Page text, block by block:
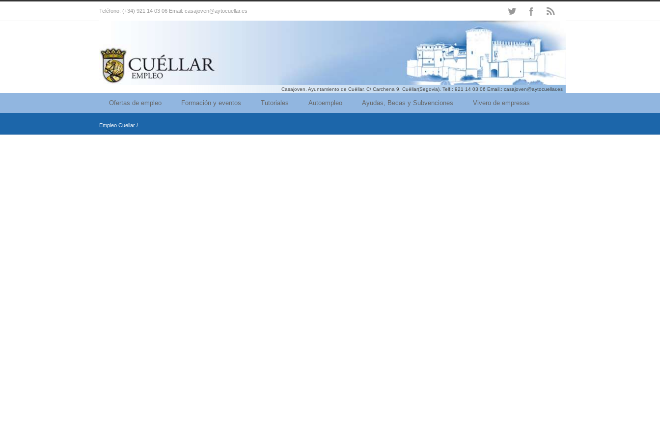
Teléfono: (+34) 921 14 03 06 Email: casajoven@aytocuellar.es
Casajoven. Ayuntamiento de Cuéllar. C/ Carchena 9. Cuéllar(Segovia). Telf.: 921 14 03 06 Email.: casajoven@aytocuellar.es
Ofertas de empleo Formación y eventos Tutoriales Autoempleo Ayudas, Becas y Subvenciones Vivero de empresas
Empleo Cuellar /